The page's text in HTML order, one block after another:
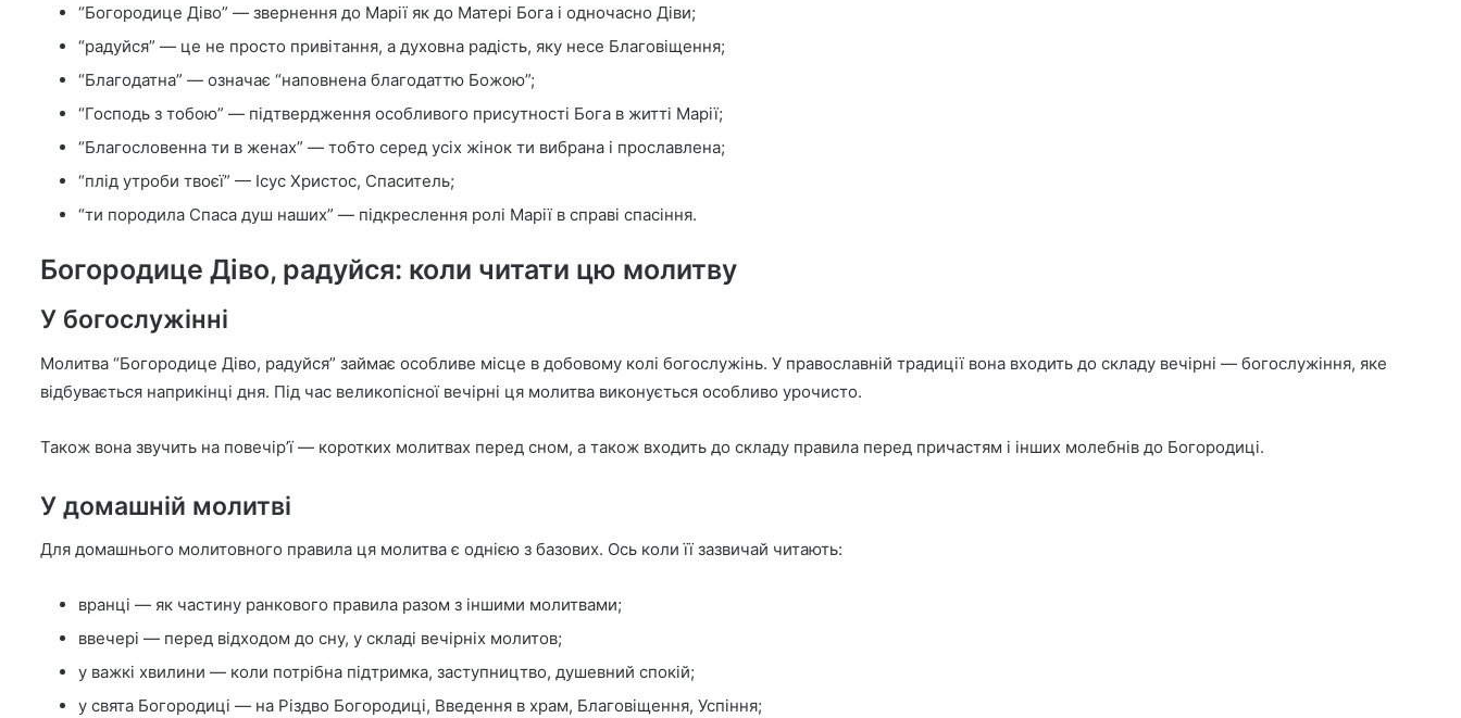
“Богородице Діво” — звернення до Марії як до Матері Бога і одночасно Діви;
“радуйся” — це не просто привітання, а духовна радість, яку несе Благовіщення;
“Благодатна” — означає “наповнена благодаттю Божою”;
“Господь з тобою” — підтвердження особливого присутності Бога в житті Марії;
“Благословенна ти в женах” — тобто серед усіх жінок ти вибрана і прославлена;
“плід утроби твоєї” — Ісус Христос, Спаситель;
“ти породила Спаса душ наших” — підкреслення ролі Марії в справі спасіння.
Богородице Діво, радуйся: коли читати цю молитву
У богослужінні
Молитва “Богородице Діво, радуйся” займає особливе місце в добовому колі богослужінь. У православній традиції вона входить до складу вечірні — богослужіння, яке
відбувається наприкінці дня. Під час великопісної вечірні ця молитва виконується особливо урочисто.
Також вона звучить на повечір’ї — коротких молитвах перед сном, а також входить до складу правила перед причастям і інших молебнів до Богородиці.
У домашній молитві
Для домашнього молитовного правила ця молитва є однією з базових. Ось коли її зазвичай читають:
вранці — як частину ранкового правила разом з іншими молитвами;
ввечері — перед відходом до сну, у складі вечірніх молитов;
у важкі хвилини — коли потрібна підтримка, заступництво, душевний спокій;
у свята Богородиці — на Різдво Богородиці, Введення в храм, Благовіщення, Успіння;